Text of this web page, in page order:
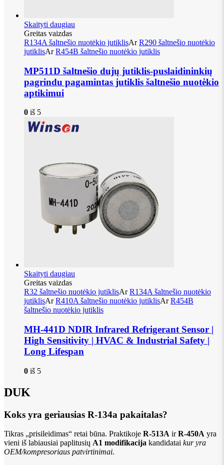
Skaityti daugiau
Greitas vaizdas
R134A šaltnešio nuotėkio jutiklisArR290 šaltnešio nuotėkio
jutiklisArR454B šaltnešio nuotėkio jutiklis
MP511D šaltnešio dujų jutiklis-puslaidininkių
pagrindu pagamintas jutiklis šaltnešio nuotėkio
aptikimui
0 iš 5
Skaityti daugiau
Greitas vaizdas
R32 šaltnešio nuotėkio jutiklisArR134A šaltnešio nuotėkio
jutiklisArR410A šaltnešio nuotėkio jutiklisArR454B
šaltnešio nuotėkio jutiklis
MH-441D NDIR Infrared Refrigerant Sensor |
High Sensitivity | HVAC & Industrial Safety |
Long Lifespan
0 iš 5
DUK
Koks yra geriausias R-134a pakaitalas?
Tikras „prisileidimas“ retai būna. Praktikoje R-513A irR-450A yra
vieni iš labiausiai paplitusių A1 modifikacija kandidatai kur yra
OEM/kompresoriaus patvirtinimai.